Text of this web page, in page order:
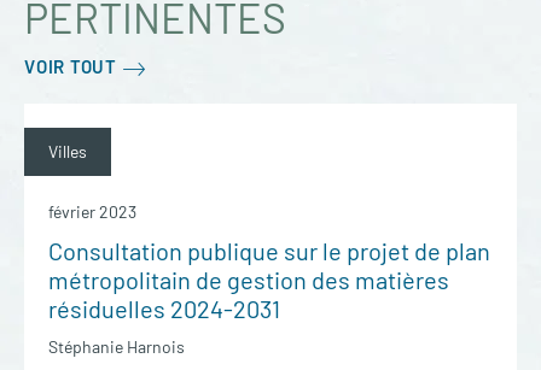
PERTINENTES
VOIR TOUT
Villes
février 2023
Consultation publique sur le projet de plan
métropolitain de gestion des matières
résiduelles 2024-2031
Stéphanie Harnois